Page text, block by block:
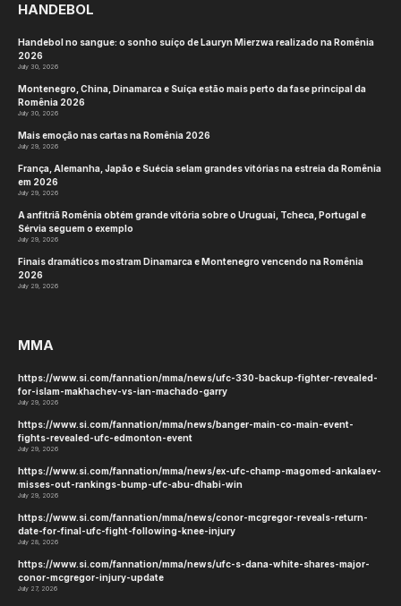
HANDEBOL
Handebol no sangue: o sonho suíço de Lauryn Mierzwa realizado na Romênia
2026
July 30, 2026
Montenegro, China, Dinamarca e Suíça estão mais perto da fase principal da
Romênia 2026
July 30, 2026
Mais emoção nas cartas na Romênia 2026
July 29, 2026
França, Alemanha, Japão e Suécia selam grandes vitórias na estreia da Romênia
em 2026
July 29, 2026
A anfitriã Romênia obtém grande vitória sobre o Uruguai, Tcheca, Portugal e
Sérvia seguem o exemplo
July 29, 2026
Finais dramáticos mostram Dinamarca e Montenegro vencendo na Romênia
2026
July 29, 2026
MMA
https://www.si.com/fannation/mma/news/ufc-330-backup-fighter-revealed-
for-islam-makhachev-vs-ian-machado-garry
July 29, 2026
https://www.si.com/fannation/mma/news/banger-main-co-main-event-
fights-revealed-ufc-edmonton-event
July 29, 2026
https://www.si.com/fannation/mma/news/ex-ufc-champ-magomed-ankalaev-
misses-out-rankings-bump-ufc-abu-dhabi-win
July 29, 2026
https://www.si.com/fannation/mma/news/conor-mcgregor-reveals-return-
date-for-final-ufc-fight-following-knee-injury
July 28, 2026
https://www.si.com/fannation/mma/news/ufc-s-dana-white-shares-major-
conor-mcgregor-injury-update
July 27, 2026